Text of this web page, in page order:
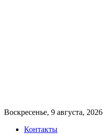
Воскресенье, 9 августа, 2026
Контакты